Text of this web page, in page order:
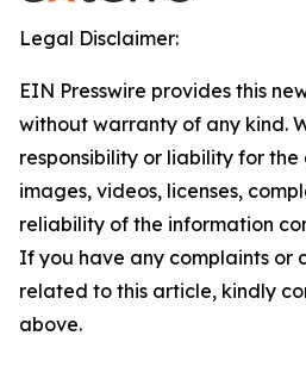
Legal Disclaimer:
EIN Presswire provides this
without warranty of any kind.
responsibility or liability for
images, videos, licenses,
reliability of the information
If you have any complaints or
related to this article, kindly
above.